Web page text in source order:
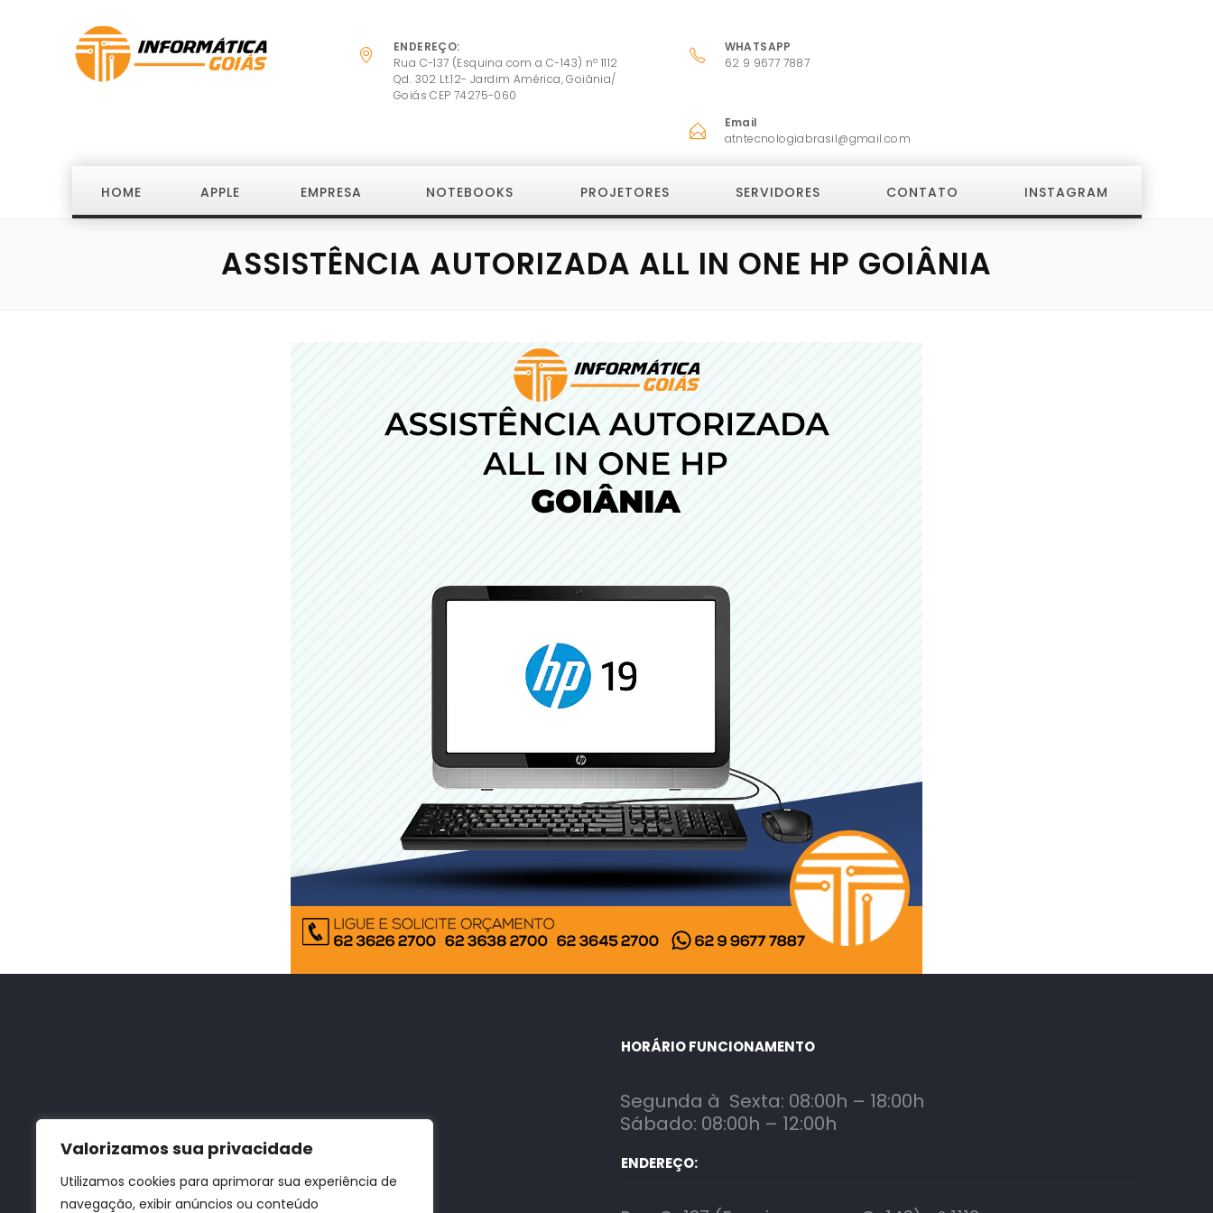
Valorizamos sua privacidade
Utilizamos cookies para aprimorar sua experiência de
navegação, exibir anúncios ou conteúdo
ENDEREÇO:
Rua C-137 (Esquina com a C-143) nº 1112
Qd. 302 Lt.12- Jardim América, Goiânia/
Goiás CEP 74275-060
WHATSAPP
62 9 9677 7887
Email
atntecnologiabrasil@gmail.com
HOME APPLE EMPRESA NOTEBOOKS PROJETORES SERVIDORES CONTATO INSTAGRAM
ASSISTÊNCIA AUTORIZADA ALL IN ONE HP GOIÂNIA
HORÁRIO FUNCIONAMENTO
Segunda à Sexta: 08:00h – 18:00h
Sábado: 08:00h – 12:00h
ENDEREÇO: